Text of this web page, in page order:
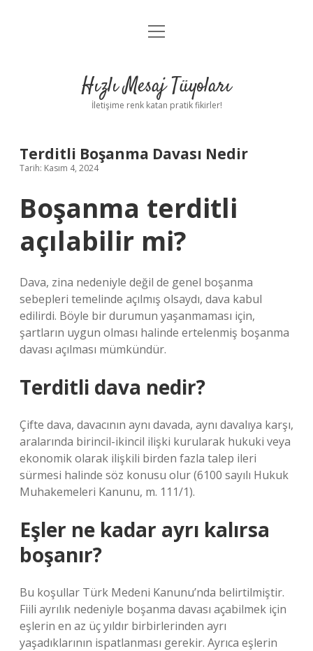
Anasayfa
Yasal Uyarı
menüyü
Hızlı Mesaj Tüyoları
İletişime renk katan pratik fikirler!
Terditli Boşanma Davası Nedir
Tarih: Kasım 4, 2024
Boşanma terditli
açılabilir mi?
Dava, zina nedeniyle değil de genel boşanma
sebepleri temelinde açılmış olsaydı, dava kabul
edilirdi. Böyle bir durumun yaşanmaması için,
şartların uygun olması halinde ertelenmiş boşanma
davası açılması mümkündür.
Terditli dava nedir?
Çifte dava, davacının aynı davada, aynı davalıya karşı,
aralarında birincil-ikincil ilişki kurularak hukuki veya
ekonomik olarak ilişkili birden fazla talep ileri
sürmesi halinde söz konusu olur (6100 sayılı Hukuk
Muhakemeleri Kanunu, m. 111/1).
Eşler ne kadar ayrı kalırsa
boşanır?
Bu koşullar Türk Medeni Kanunu’nda belirtilmiştir.
Fiili ayrılık nedeniyle boşanma davası açabilmek için
eşlerin en az üç yıldır birbirlerinden ayrı
yaşadıklarının ispatlanması gerekir. Ayrıca eşlerin